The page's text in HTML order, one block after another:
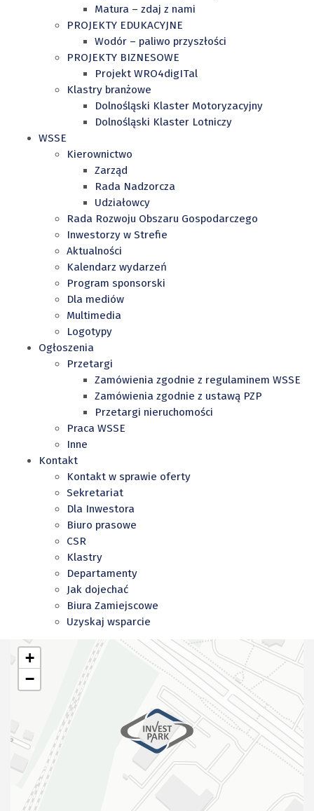
Matura – zdaj z nami
PROJEKTY EDUKACYJNE
Wodór – paliwo przyszłości
PROJEKTY BIZNESOWE
Projekt WRO4digITal
Klastry branżowe
Dolnośląski Klaster Motoryzacyjny
Dolnośląski Klaster Lotniczy
WSSE
Kierownictwo
Zarząd
Rada Nadzorcza
Udziałowcy
Rada Rozwoju Obszaru Gospodarczego
Inwestorzy w Strefie
Aktualności
Kalendarz wydarzeń
Program sponsorski
Dla mediów
Multimedia
Logotypy
Ogłoszenia
Przetargi
Zamówienia zgodnie z regulaminem WSSE
Zamówienia zgodnie z ustawą PZP
Przetargi nieruchomości
Praca WSSE
Inne
Kontakt
Kontakt w sprawie oferty
Sekretariat
Dla Inwestora
Biuro prasowe
CSR
Klastry
Departamenty
Jak dojechać
Biura Zamiejscowe
Uzyskaj wsparcie
+
−